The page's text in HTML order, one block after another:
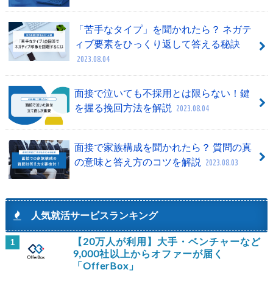
「苦手なタイプ」を聞かれたら？ ネガテ
ィブ要素をひっくり返して答える秘訣
2023.08.04
面接で泣いても不採用とは限らない！鍵
を握る挽回方法を解説
2023.08.04
面接で家族構成を聞かれたら？ 質問の真
の意味と答え方のコツを解説
2023.08.03
人気就活サービスランキング
1
【20万人が利用】大手・ベンチャーなど
9,000社以上からオファーが届く
「OfferBox」